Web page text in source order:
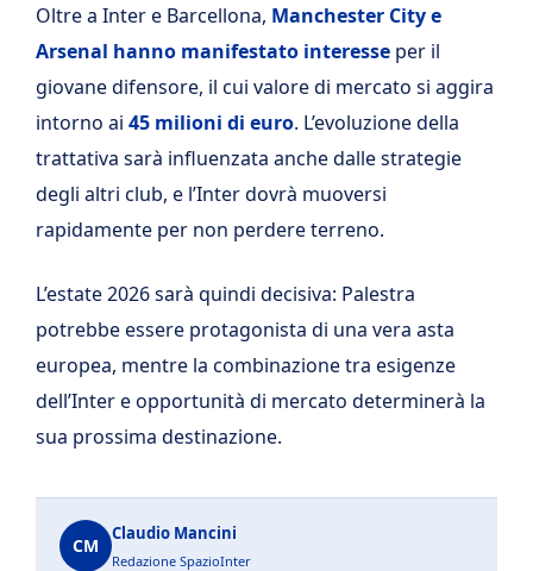
Oltre a Inter e Barcellona, Manchester City e
Arsenal hanno manifestato interesse per il
giovane difensore, il cui valore di mercato si aggira
intorno ai 45 milioni di euro. L’evoluzione della
trattativa sarà influenzata anche dalle strategie
degli altri club, e l’Inter dovrà muoversi
rapidamente per non perdere terreno.
L’estate 2026 sarà quindi decisiva: Palestra
potrebbe essere protagonista di una vera asta
europea, mentre la combinazione tra esigenze
dell’Inter e opportunità di mercato determinerà la
sua prossima destinazione.
CM
Claudio Mancini
Redazione SpazioInter